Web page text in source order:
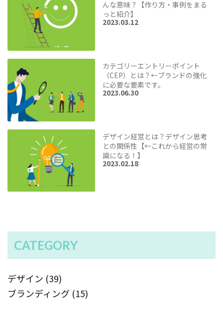
んな意味？【作り方・事例をまる
っと紹介】
2023.03.12
カテゴリーエントリーポイント
（CEP）とは？←ブランドの強化
に必要な要素です。
2023.06.30
デザイン経営とは？デザイン思考
との関係性【←これから経営の常
識になる！】
2023.02.18
CATEGORY
デザイン (39)
ブランディング (15)